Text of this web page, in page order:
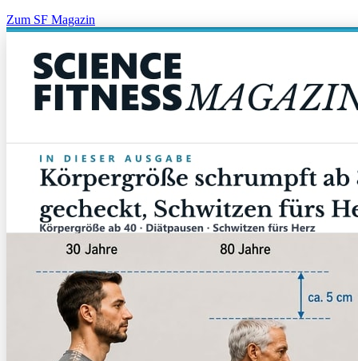
Zum SF Magazin